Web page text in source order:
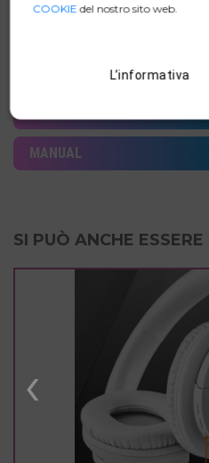
SCHEDA TECNICA
MANUAL
SI PUÒ ANCHE
‹
COOKIEdel nostro sito web.
L’informativa